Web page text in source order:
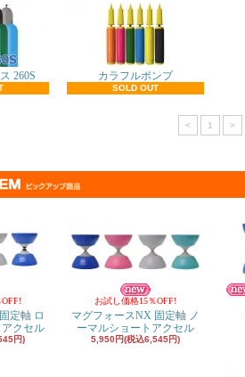
260S カラフルポンプ
SOLD OUT
< 1 >
OFF!
定軸 ロ
クセル
円)
お試し価格15％OFF!
マグフォースNX 固定軸 ノ
ーマルショートアクセル
5,950円(税込6,545円)